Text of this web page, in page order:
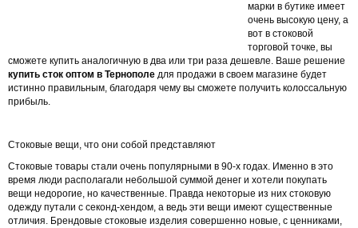
марки в бутике имеет
очень высокую цену, а
вот в стоковой
торговой точке, вы
сможете купить аналогичную в два или три раза дешевле. Ваше решение
купить сток оптом в Тернополе для продажи в своем магазине будет
истинно правильным, благодаря чему вы сможете получить колоссальную
прибыль.
Стоковые вещи, что они собой представляют
Стоковые товары стали очень популярными в 90-х годах. Именно в это
время люди располагали небольшой суммой денег и хотели покупать
вещи недорогие, но качественные. Правда некоторые из них стоковую
одежду путали с секонд-хендом, а ведь эти вещи имеют существенные
отличия. Брендовые стоковые изделия совершенно новые, с ценниками,